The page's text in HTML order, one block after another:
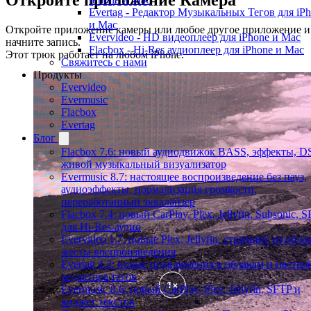
Evertag - Редактор Музыкальных Тегов для
и Mac
Evervideo - HD видеоплеер для iPhone и Mac
Flacbox - Hi-Res аудиоплеер для iPhone и Mac
Свяжитесь с нами
Продукты
Evervideo
Evermusic
Flacbox
Evertag
Блог
Flacbox 7.6: новый аудиодвижок BASS, эффекты,
живой музыкальный визуализатор
Evermusic 8.7: настоящее воспроизведение без пауз,
аудиоэффекты, нормализация громкости,
переработанный эквалайзер
Flacbox 7.4: новый CarPlay, Plex, Jellyfin, Subsonic,
для Hi-Res-аудио
Evervideo 1.7: новые Plex, Jellyfin, стриминг из
жесты воспроизведения
Evertag 4.2: новые подключения к облакам и
редактора тегов
Evermusic 8.6: новый CarPlay, Plex, Jellyfin, SFTP и
виджет текстов
Откройте приложение камеры или любое другое приложение и
начните запись.
Этот трюк работает на любом iPhone.